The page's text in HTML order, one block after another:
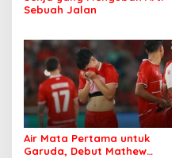
Sebuah Jalan
Air Mata Pertama untuk
Garuda, Debut Mathew